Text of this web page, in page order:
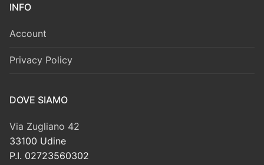
INFO
Account
Privacy Policy
DOVE SIAMO
Via Zugliano 42
33100 Udine
P.I. 02723560302